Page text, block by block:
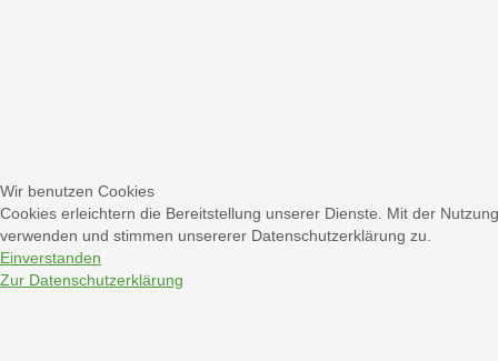
Wir benutzen Cookies
Cookies erleichtern die Bereitstellung unserer Dienste. Mit der
verwenden und stimmen unsererer Datenschutzerklärung zu.
Einverstanden
Zur Datenschutzerklärung